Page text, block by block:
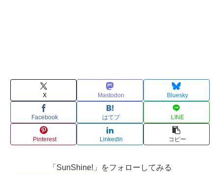
X Mastodon Bluesky
Facebook はてブ LINE
Pinterest LinkedIn コピー
「SunShine!」をフォローしてみる